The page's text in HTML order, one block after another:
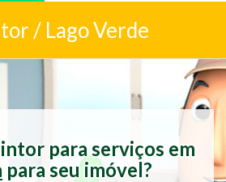
/ Lago Verde
para serviços em
para seu imóvel?